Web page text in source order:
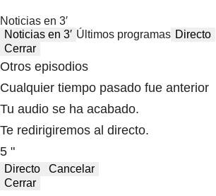
Noticias en 3′
Noticias en 3′ Últimos programas Directo
Cerrar
Otros episodios
Cualquier tiempo pasado fue anterior
Tu audio se ha acabado.
Te redirigiremos al directo.
5 "
Directo
Cancelar
Cerrar